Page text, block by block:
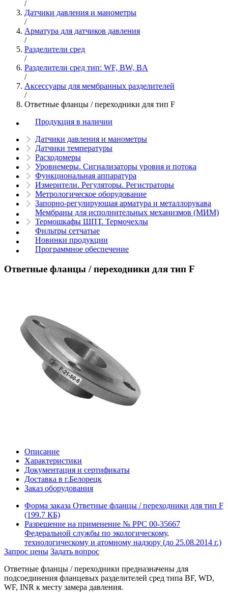
/
Датчики давления и манометры
/
Арматура для датчиков давления
/
Разделители сред
/
Разделители сред тип: WF, BW, BA
/
Аксессуары для мембранных разделителей
/
Ответные фланцы / переходники для тип F
Продукция в наличии
Датчики давления и манометры
Датчики температуры
Расходомеры
Уровнемеры. Сигнализаторы уровня и потока
Функциональная аппаратура
Измерители. Регуляторы. Регистраторы
Метрологическое оборудование
Запорно-регулирующая арматура и металлорукава
Мембраны для исполнительных механизмов (МИМ)
Термошкафы ШПТ. Термочехлы
Фильтры сетчатые
Новинки продукции
Программное обеспечение
Ответные фланцы / переходники для тип F
Описание
Характеристики
Документация и сертификаты
Доставка в г.Белорецк
Заказ оборудования
Форма заказа Ответные фланцы / переходники для тип F
(199.7 КБ)
Разрешение на применение № РРС 00-35667
Федеральной службы по экологическому,
технологическому и атомному надзору (до 25.08.2014 г.)
Запрос цены Задать вопрос
Ответные фланцы / переходники предназначены для
подсоединения фланцевых разделителей сред типа BF, WD,
WF, INR к месту замера давления.